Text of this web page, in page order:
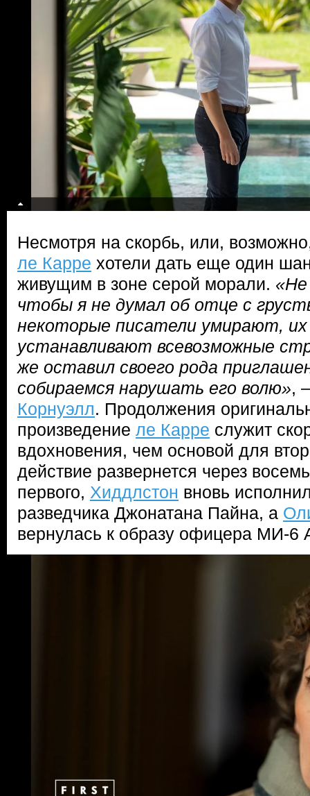
Несмотря на скорбь, или,
ле Карре хотели дать еще один
живущим в зоне серой морали. «Не
чтобы я не думал об отце с
некоторые писатели умирают, их
устанавливают всевозможные
же оставил своего рода
собираемся нарушать его волю»,
Корнуэлл. Продолжения
произведение ле Карре служит
вдохновения, чем основой для
действие развернется через
первого, Хиддлстон вновь
разведчика Джонатана Пайна, а
вернулась к образу офицера МИ-